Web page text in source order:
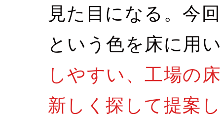
見た目になる。今
という色を床に用
しやすい、工場の
新しく探して提案